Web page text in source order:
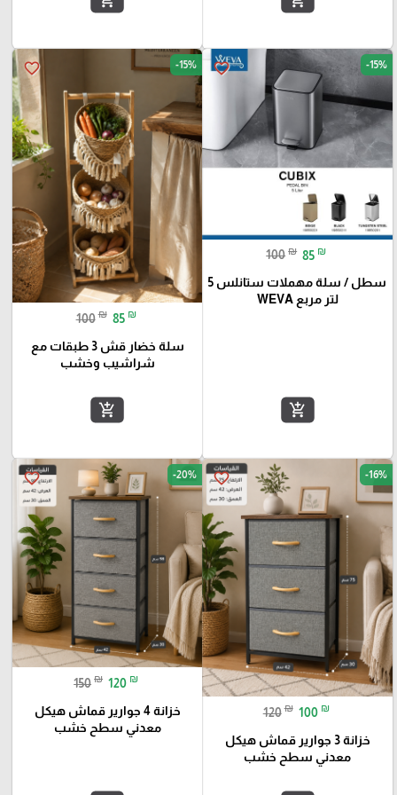
favorite_border -15%
100 ₪ 85 ₪
سطل / سلة مهملات ستانلس 5
لتر مربع WEVA
add_shopping_cart
favorite_border -15%
100 ₪ 85 ₪
سلة خضار قش 3 طبقات مع
شراشيب وخشب
add_shopping_cart
favorite_border -16%
120 ₪ 100 ₪
خزانة 3 جوارير قماش هيكل
معدني سطح خشب
favorite_border -20%
150 ₪ 120 ₪
خزانة 4 جوارير قماش هيكل
معدني سطح خشب